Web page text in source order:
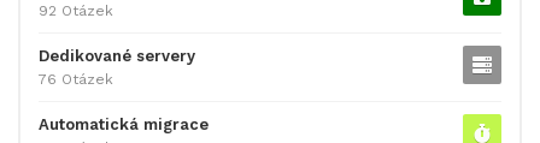
92 Otázek
Dedikované servery
76 Otázek
Automatická migrace